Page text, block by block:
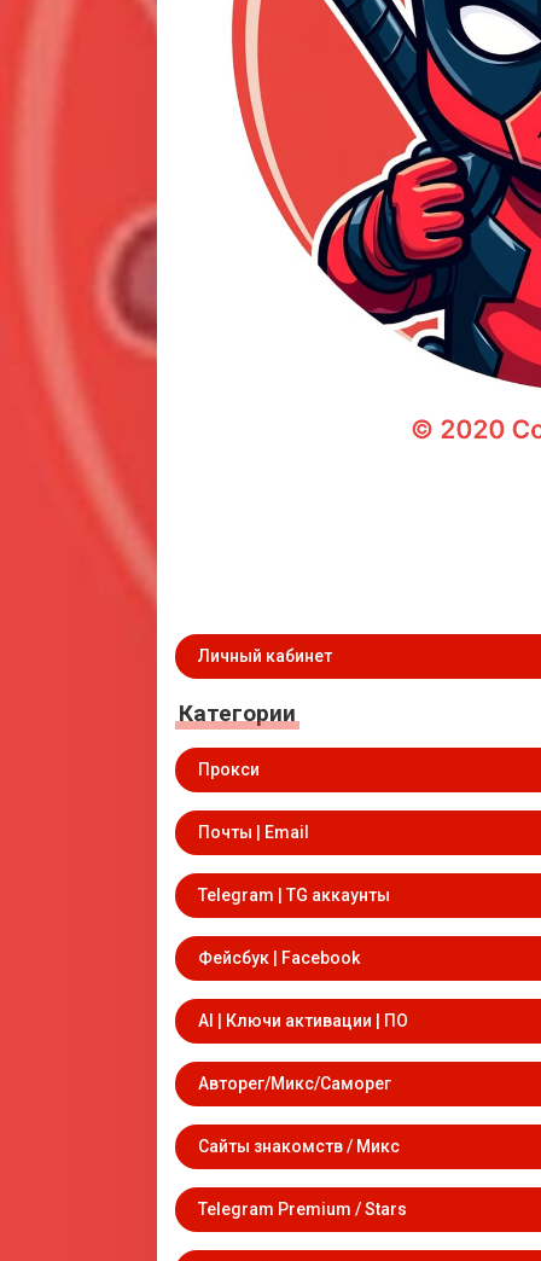
Личный кабинет
Категории
Прокси
Почты | Email
Telegram | TG аккаунты
Фейсбук | Facebook
AI | Ключи активации | ПО
Авторег/Микс/Саморег
Сайты знакомств / Микс
Telegram Premium / Stars